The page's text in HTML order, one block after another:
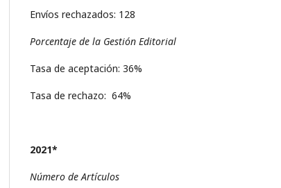
Envíos rechazados: 128
Porcentaje de la Gestión Editorial
Tasa de aceptación: 36%
Tasa de rechazo: 64%
2021*
Número de Artículos